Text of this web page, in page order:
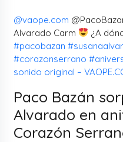
@vaope.com
Alvarado Carm
¿A
#pacobazan
#corazonserrano
sonido original –
Paco Bazán
Alvarado en
Corazón